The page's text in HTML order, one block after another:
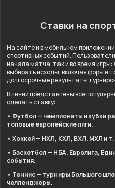
Ставки на
На сайте и в мобильном
спортивных событий.
начала матча, так и во время
выбирать исходы, включая форы и
долгосрочные результаты
В линии представлены все
сделать ставку:
• Футбол — чемпионаты и кубки
топовые европейские лиги.
• Хоккей — НХЛ, КХЛ, ВХЛ, МХЛ и
• Баскетбол — НБА, Евролига,
события.
• Теннис — турниры Большого
челленджеры.